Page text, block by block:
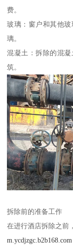
费。
玻璃：窗户和其他
璃。
混凝土：拆除的混
筑。
拆除前的准备工作
在进行酒店拆除之前
m.ycdjzgc.b2b168.com